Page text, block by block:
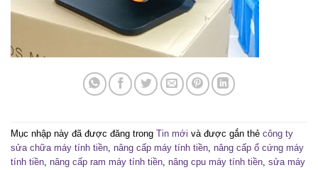
Mục nhập này đã được đăng trong Tin mới và được gắn thẻ công ty
sửa chữa máy tính tiền, nâng cấp máy tính tiền, nâng cấp ổ cứng máy
tính tiền, nâng cấp ram máy tính tiền, nâng cpu máy tính tiền, sửa máy